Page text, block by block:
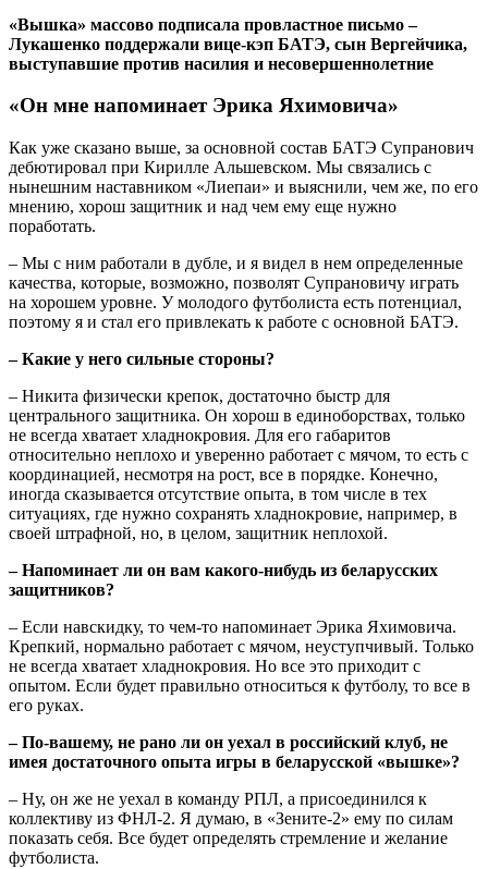
«Вышка» массово подписала провластное письмо –
Лукашенко поддержали вице-кэп БАТЭ, сын Вергейчика,
выступавшие против насилия и несовершеннолетние
«Он мне напоминает Эрика Яхимовича»
Как уже сказано выше, за основной состав БАТЭ Супранович
дебютировал при Кирилле Альшевском. Мы связались с
нынешним наставником «Лиепаи» и выяснили, чем же, по его
мнению, хорош защитник и над чем ему еще нужно
поработать.
– Мы с ним работали в дубле, и я видел в нем определенные
качества, которые, возможно, позволят Супрановичу играть
на хорошем уровне. У молодого футболиста есть потенциал,
поэтому я и стал его привлекать к работе с основной БАТЭ.
– Какие у него сильные стороны?
– Никита физически крепок, достаточно быстр для
центрального защитника. Он хорош в единоборствах, только
не всегда хватает хладнокровия. Для его габаритов
относительно неплохо и уверенно работает с мячом, то есть с
координацией, несмотря на рост, все в порядке. Конечно,
иногда сказывается отсутствие опыта, в том числе в тех
ситуациях, где нужно сохранять хладнокровие, например, в
своей штрафной, но, в целом, защитник неплохой.
– Напоминает ли он вам какого-нибудь из беларусских
защитников?
– Если навскидку, то чем-то напоминает Эрика Яхимовича.
Крепкий, нормально работает с мячом, неуступчивый. Только
не всегда хватает хладнокровия. Но все это приходит с
опытом. Если будет правильно относиться к футболу, то все в
его руках.
– По-вашему, не рано ли он уехал в российский клуб, не
имея достаточного опыта игры в беларусской «вышке»?
– Ну, он же не уехал в команду РПЛ, а присоединился к
коллективу из ФНЛ-2. Я думаю, в «Зените-2» ему по силам
показать себя. Все будет определять стремление и желание
футболиста.